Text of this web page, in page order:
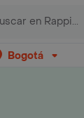
Bogotá